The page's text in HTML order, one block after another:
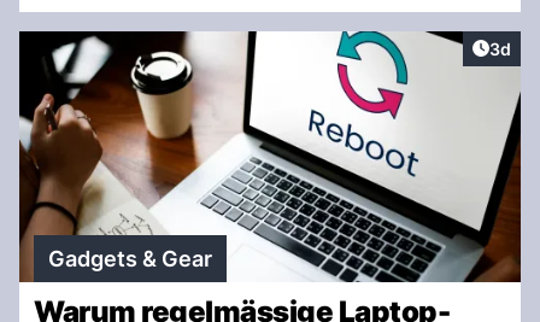
3d
Gadgets & Gear
Warum regelmässige Laptop-